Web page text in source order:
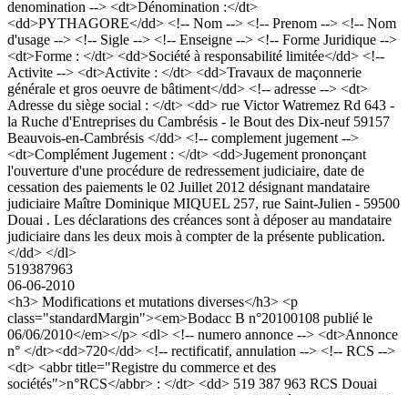
denomination --> <dt>Dénomination :</dt>
<dd>PYTHAGORE</dd> <!-- Nom --> <!-- Prenom --> <!-- Nom
d'usage --> <!-- Sigle --> <!-- Enseigne --> <!-- Forme Juridique -->
<dt>Forme : </dt> <dd>Société à responsabilité limitée</dd> <!--
Activite --> <dt>Activite : </dt> <dd>Travaux de maçonnerie
générale et gros oeuvre de bâtiment</dd> <!-- adresse --> <dt>
Adresse du siège social : </dt> <dd> rue Victor Watremez Rd 643 -
la Ruche d'Entreprises du Cambrésis - le Bout des Dix-neuf 59157
Beauvois-en-Cambrésis </dd> <!-- complement jugement -->
<dt>Complément Jugement : </dt> <dd>Jugement prononçant
l'ouverture d'une procédure de redressement judiciaire, date de
cessation des paiements le 02 Juillet 2012 désignant mandataire
judiciaire Maître Dominique MIQUEL 257, rue Saint-Julien - 59500
Douai . Les déclarations des créances sont à déposer au mandataire
judiciaire dans les deux mois à compter de la présente publication.
</dd> </dl>
519387963
06-06-2010
<h3> Modifications et mutations diverses</h3> <p
class="standardMargin"><em>Bodacc B n°20100108 publié le
06/06/2010</em></p> <dl> <!-- numero annonce --> <dt>Annonce
n° </dt><dd>720</dd> <!-- rectificatif, annulation --> <!-- RCS -->
<dt> <abbr title="Registre du commerce et des
sociétés">n°RCS</abbr> : </dt> <dd> 519 387 963 RCS Douai